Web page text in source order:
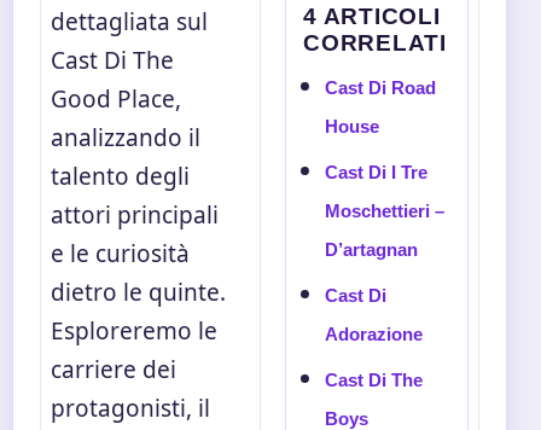
dettagliata sul
Cast Di The
Good Place,
analizzando il
talento degli
attori principali
e le curiosità
dietro le quinte.
Esploreremo le
carriere dei
protagonisti, il
4 ARTICOLI
CORRELATI
Cast Di Road
House
Cast Di I Tre
Moschettieri –
D’artagnan
Cast Di
Adorazione
Cast Di The
Boys